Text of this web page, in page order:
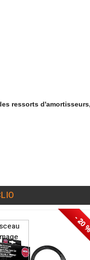
ressorts
- 20